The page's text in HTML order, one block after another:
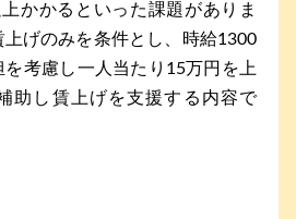
かかるといった課題がありま
げのみを条件とし、時給1300
を考慮し一人当たり15万円を上
助し賃上げを支援する内容で